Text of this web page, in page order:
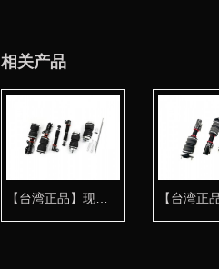
相关产品